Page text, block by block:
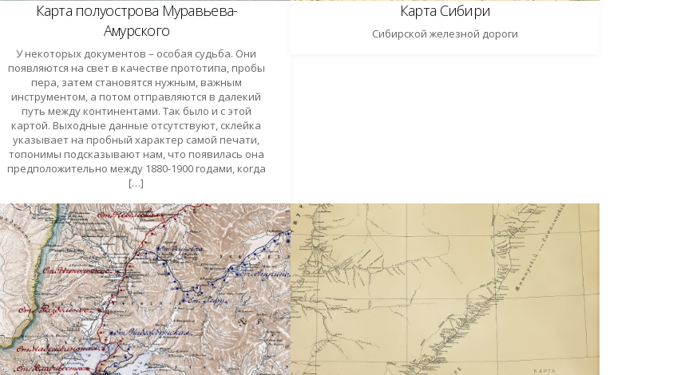
Карта полуострова Муравьева-
Амурского
У некоторых документов – особая судьба. Они
появляются на свет в качестве прототипа, пробы
пера, затем становятся нужным, важным
инструментом, а потом отправляются в далекий
путь между континентами. Так было и с этой
картой. Выходные данные отсутствуют, склейка
указывает на пробный характер самой печати,
топонимы подсказывают нам, что появилась она
предположительно между 1880-1900 годами, когда
[…]
Карта Сибири
Сибирской железной дороги